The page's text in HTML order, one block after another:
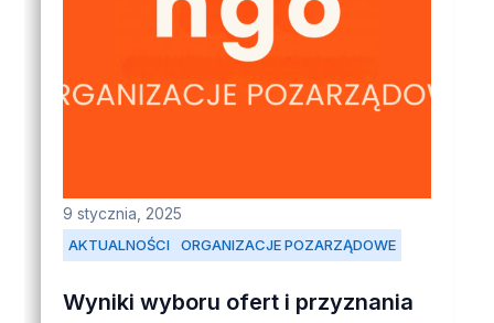
AKTUALNOŚCI ORGANIZACJE POZARZĄDOWE
9 stycznia, 2025
Wyniki wyboru ofert i przyznania